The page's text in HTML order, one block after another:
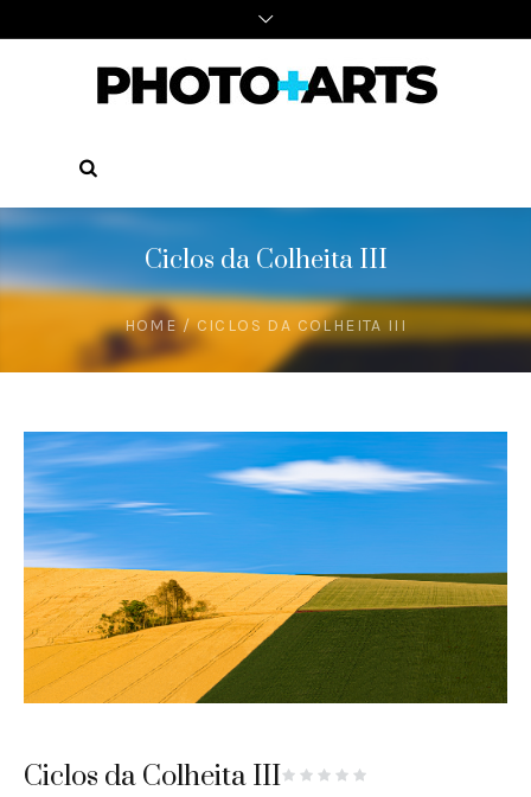
Ciclos da Colheita III
HOME / CICLOS DA COLHEITA III
Ciclos da Colheita III